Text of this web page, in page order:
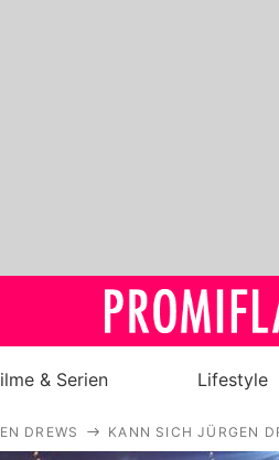
Royals
& Serien Lifestyle
DREWS KANN SICH JÜRGEN